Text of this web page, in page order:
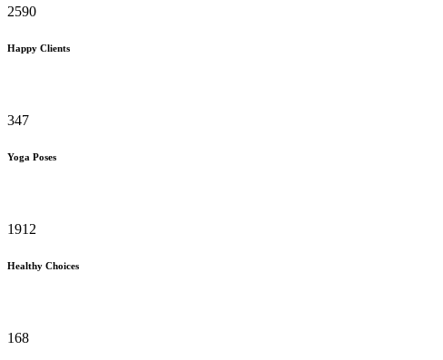
2590
Happy Clients
347
Yoga Poses
1912
Healthy Choices
168